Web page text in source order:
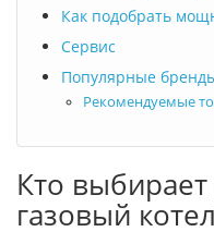
Как подобрать
Сервис
Популярные
Рекомендуемые
Кто
газовый